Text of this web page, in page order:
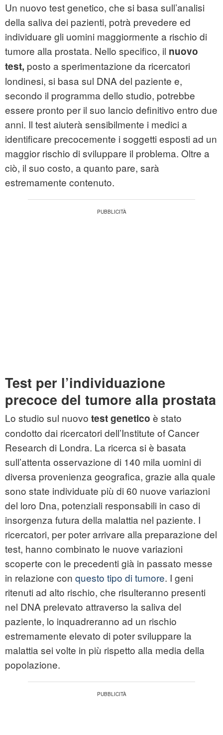
Un nuovo test genetico, che si basa sull’analisi
della saliva dei pazienti, potrà prevedere ed
individuare gli uomini maggiormente a rischio di
tumore alla prostata. Nello specifico, il nuovo
test, posto a sperimentazione da ricercatori
londinesi, si basa sul DNA del paziente e,
secondo il programma dello studio, potrebbe
essere pronto per il suo lancio definitivo entro due
anni. Il test aiuterà sensibilmente i medici a
identificare precocemente i soggetti esposti ad un
maggior rischio di sviluppare il problema. Oltre a
ciò, il suo costo, a quanto pare, sarà
estremamente contenuto.
Test per l’individuazione
precoce del tumore alla prostata
Lo studio sul nuovo test genetico è stato
condotto dai ricercatori dell’Institute of Cancer
Research di Londra. La ricerca si è basata
sull’attenta osservazione di 140 mila uomini di
diversa provenienza geografica, grazie alla quale
sono state individuate più di 60 nuove variazioni
del loro Dna, potenziali responsabili in caso di
insorgenza futura della malattia nel paziente. I
ricercatori, per poter arrivare alla preparazione del
test, hanno combinato le nuove variazioni
scoperte con le precedenti già in passato messe
in relazione con questo tipo di tumore. I geni
ritenuti ad alto rischio, che risulteranno presenti
nel DNA prelevato attraverso la saliva del
paziente, lo inquadreranno ad un rischio
estremamente elevato di poter sviluppare la
malattia sei volte in più rispetto alla media della
popolazione.